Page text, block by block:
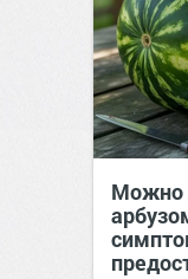
Можно